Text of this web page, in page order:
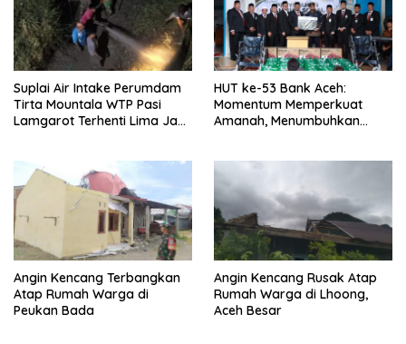
Suplai Air Intake Perumdam
Tirta Mountala WTP Pasi
Lamgarot Terhenti Lima Jam,
HUT ke-53 Bank Aceh:
Momentum Memperkuat
Amanah, Menumbuhkan
Angin Kencang Terbangkan
Atap Rumah Warga di
Peukan Bada
Angin Kencang Rusak Atap
Rumah Warga di Lhoong,
Aceh Besar